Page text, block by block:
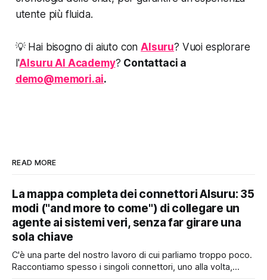
utente più fluida.
💡 Hai bisogno di aiuto conAIsuru? Vuoi esplorare
l'AIsuru AI Academy? Contattaci a
demo@memori.ai.
READ MORE
La mappa completa dei connettori AIsuru: 35
modi ("and more to come") di collegare un
agente ai sistemi veri, senza far girare una
sola chiave
C'è una parte del nostro lavoro di cui parliamo troppo poco.
Raccontiamo spesso i singoli connettori, uno alla volta,